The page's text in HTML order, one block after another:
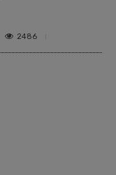
2486